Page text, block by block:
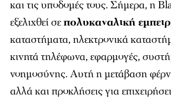
και τις υποδομές τους. Σήμερα, η
εξελιχθεί σεπολυκαναλική
καταστήματα, ηλεκτρονικά
κινητά τηλέφωνα, εφαρμογές,
νοημοσύνης. Αυτή η μετάβαση
αλλά και προκλήσεις για